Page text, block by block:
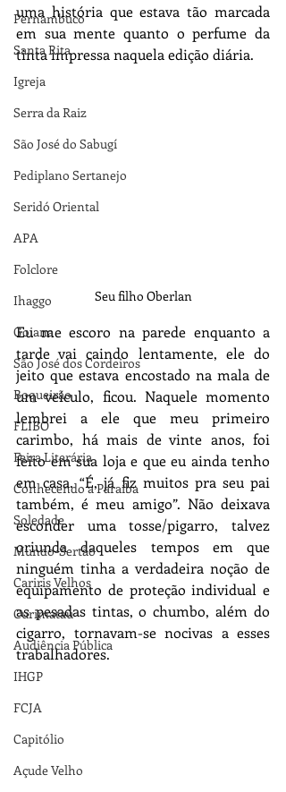
Pernambuco
Santa Rita
Igreja
Serra da Raiz
São José do Sabugí
Pediplano Sertanejo
Seridó Oriental
APA
Folclore
Ihaggo
Goiana
São José dos Cordeiros
Boqueirão
FLIBO
Feira Literária
Conhecendo a Paraíba
Soledade
Mundo-Sertão
Cariris Velhos
Curimataú
Audiência Pública
IHGP
FCJA
Capitólio
Açude Velho
uma história que estava tão marcada
em sua mente quanto o perfume da
tinta impressa naquela edição diária.
Seu filho Oberlan
Eu me escoro na parede enquanto a
tarde vai caindo lentamente, ele do
jeito que estava encostado na mala de
um veículo, ficou. Naquele momento
lembrei a ele que meu primeiro
carimbo, há mais de vinte anos, foi
feito em sua loja e que eu ainda tenho
em casa. “É, já fiz muitos pra seu pai
também, é meu amigo”. Não deixava
esconder uma tosse/pigarro, talvez
oriunda daqueles tempos em que
ninguém tinha a verdadeira noção de
equipamento de proteção individual e
as pesadas tintas, o chumbo, além do
cigarro, tornavam-se nocivas a esses
trabalhadores.